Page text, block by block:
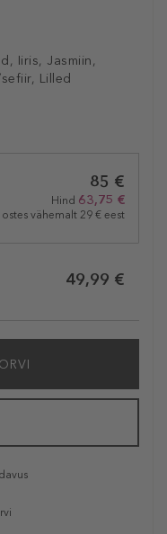
Iiris, Jasmiin,
Lilled
85 €
Hind 63,75 €
ostes vähemalt 29 € eest
49,99 €